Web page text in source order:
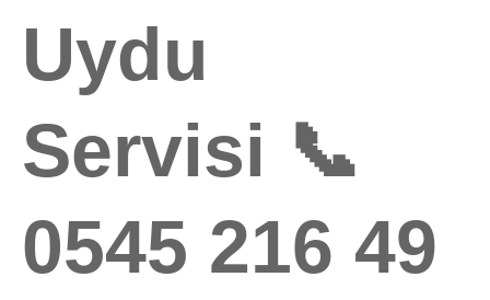
Uydu
Servisi 📞
0545 216 49